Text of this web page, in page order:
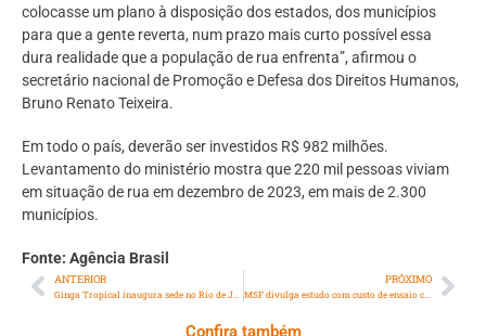
colocasse um plano à disposição dos estados, dos municípios
para que a gente reverta, num prazo mais curto possível essa
dura realidade que a população de rua enfrenta”, afirmou o
secretário nacional de Promoção e Defesa dos Direitos Humanos,
Bruno Renato Teixeira.
Em todo o país, deverão ser investidos R$ 982 milhões.
Levantamento do ministério mostra que 220 mil pessoas viviam
em situação de rua em dezembro de 2023, em mais de 2.300
municípios.
Fonte: Agência Brasil
ANTERIOR
Ginga Tropical inaugura sede no Rio de Janeiro
PRÓXIMO
MSF divulga estudo com custo de ensaio clínico de tuberculose e abre caminho para mais transparência